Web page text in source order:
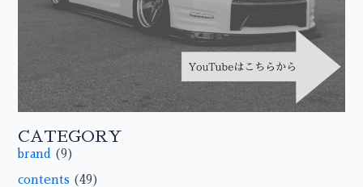
CATEGORY
brand (9)
contents (49)